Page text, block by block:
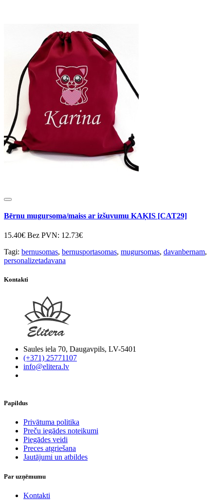
Bērnu mugursoma/maiss ar izšuvumu KAĶIS [CAT29]
15.40€ Bez PVN: 12.73€
Tagi: bernusomas, bernusportasomas, mugursomas, davanbernam,
personalizetadavana
Kontakti
Saules iela 70, Daugavpils, LV-5401
(+371) 25771107
info@elitera.lv
Papildus
​Privātuma politika
Preču iegādes noteikumi
Piegādes veidi
Preces atgriešana
Jautājumi un atbildes
Par uzņēmumu
Kontakti